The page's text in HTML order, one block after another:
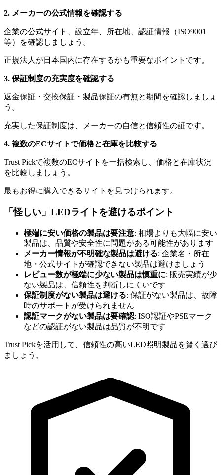
2. メーカーの公式情報を確認する
企業の公式サイト、設立年、所在地、認証情報（ISO9001
等）を確認しましょう。
正規法人が日本国内に存在するかも重要なポイントです。
3. 保証制度の充実度を確認する
返金保証・交換保証・製品保証の有無と期間を確認しましょ
う。
充実した保証制度は、メーカーの自信と信頼性の証です。
4. 複数のECサイトで価格と在庫を比較する
Trust Pickで複数のECサイトを一括検索し、価格と在庫状況
を比較しましょう。
最もお得に購入できるサイトを見つけられます。
「怪しい」LEDライトを避けるポイント
極端に安い価格の製品は要注意: 相場よりも大幅に安い
製品は、品質や安全性に問題がある可能性があります
メーカー情報が不明確な製品は避ける: 企業名・所在
地・公式サイトが確認できない製品は避けましょう
レビュー数が極端に少ない製品は慎重に: 販売実績が少
ない製品は、信頼性を判断しにくいです
保証制度がない製品は避ける: 保証がない製品は、故障
時のサポートが受けられません
認証マークがない製品は要確認: ISO認証やPSEマーク
などの認証がない製品は品質が不明です
Trust Pickを活用して、信頼性の高いLED照明製品を賢く選び
ましょう。